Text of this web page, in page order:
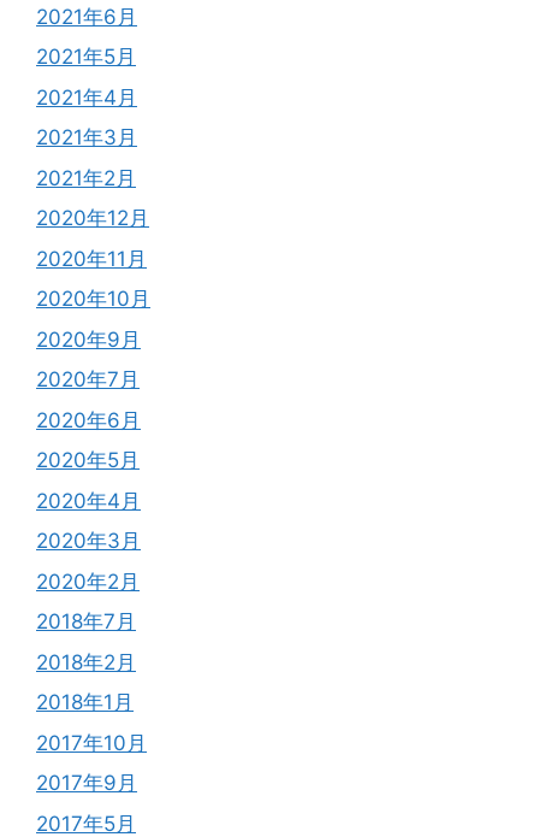
2021年6月
2021年5月
2021年4月
2021年3月
2021年2月
2020年12月
2020年11月
2020年10月
2020年9月
2020年7月
2020年6月
2020年5月
2020年4月
2020年3月
2020年2月
2018年7月
2018年2月
2018年1月
2017年10月
2017年9月
2017年5月